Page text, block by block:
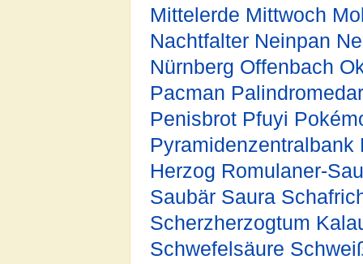
Mittelerde Mittwoch
Nachtfalter Neinpan
Nürnberg Offenbach
Pacman Palindromedar
Penisbrot Pfuyi
Pyramidenzentralbank
Herzog Romulaner-
Saubär Saura
Scherzherzogtum
Schwefelsäure